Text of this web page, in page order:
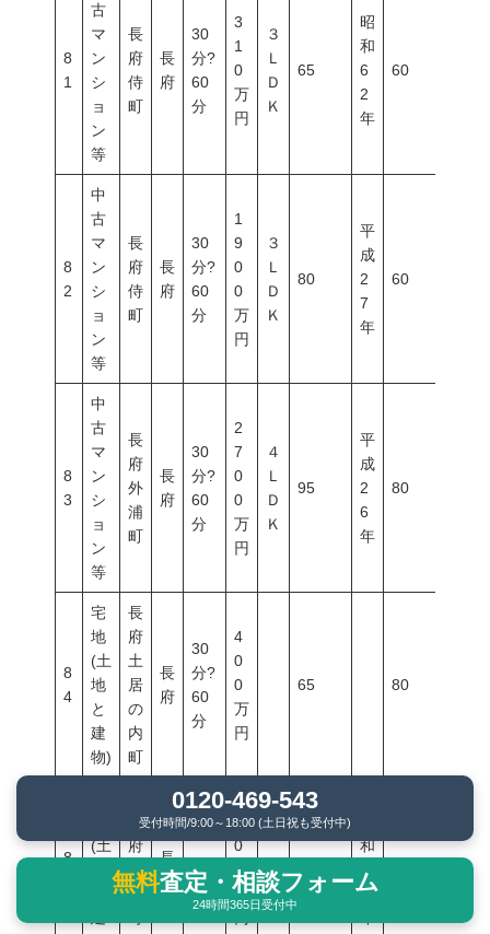
8
1
古
マ
ン
シ
ョ
ン
等
長
府
侍
町
長
府
30
分?
60
分
3
1
0
万
円
３
Ｌ
Ｄ
Ｋ
65
昭
和
6
2
年
60
8
2
中
古
マ
ン
シ
ョ
ン
等
長
府
侍
町
長
府
30
分?
60
分
1
9
0
0
万
円
３
Ｌ
Ｄ
Ｋ
80
平
成
2
7
年
60
8
3
中
古
マ
ン
シ
ョ
ン
等
長
府
外
浦
町
長
府
30
分?
60
分
2
7
0
0
万
円
４
Ｌ
Ｄ
Ｋ
95
平
成
2
6
年
80
8
4
宅
地
(土
地
と
建
物)
長
府
土
居
の
内
町
長
府
30
分?
60
分
4
0
0
万
円
65 80
8
(土
長
府
豊
浦
長
府
26
4
0
0
万
210
和
4
5
0120-469-543
受付時間/9:00～18:00 (土日祝も受付中)
無料査定・相談フォーム
24時間365日受付中